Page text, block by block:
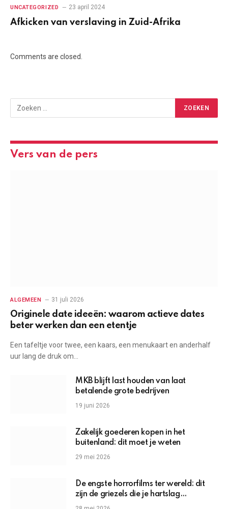
UNCATEGORIZED 23 april 2024
Afkicken van verslaving in Zuid-Afrika
Comments are closed.
Vers van de pers
ALGEMEEN 31 juli 2026
Originele date ideeën: waarom actieve dates
beter werken dan een etentje
Een tafeltje voor twee, een kaars, een menukaart en anderhalf
uur lang de druk om…
MKB blijft last houden van laat
betalende grote bedrijven
19 juni 2026
Zakelijk goederen kopen in het
buitenland: dit moet je weten
29 mei 2026
De engste horrorfilms ter wereld: dit
zijn de griezels die je hartslag
omhoogjagen